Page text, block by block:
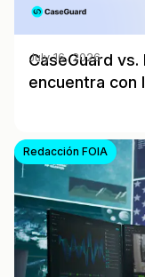
CaseGuard
encuentra con
July 16, 2026
Redacción FOIA